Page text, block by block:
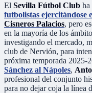
El Sevilla Fútbol Club ha
futbolistas ejercitándose
Cisneros Palacios, pero
en la mayoría de los
investigando el mercado,
club de Nervión, para
próxima temporada 2025-
Sánchez al Nápoles,
profesional del conjunto
para no dejar coja la línea